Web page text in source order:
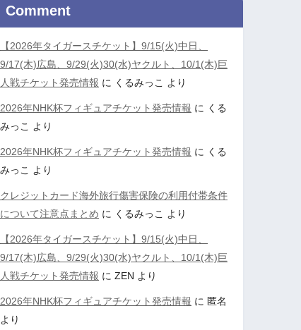
Comment
【2026年タイガースチケット】9/15(火)中日、
9/17(木)広島、9/29(火)30(水)ヤクルト、10/1(木)巨
人戦チケット発売情報 に くるみっこ より
2026年NHK杯フィギュアチケット発売情報 に くる
みっこ より
2026年NHK杯フィギュアチケット発売情報 に くる
みっこ より
クレジットカード海外旅行傷害保険の利用付帯条件
について注意点まとめ に くるみっこ より
【2026年タイガースチケット】9/15(火)中日、
9/17(木)広島、9/29(火)30(水)ヤクルト、10/1(木)巨
人戦チケット発売情報 に ZEN より
2026年NHK杯フィギュアチケット発売情報 に 匿名
より